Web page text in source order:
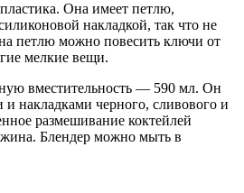
Она имеет петлю,
накладкой, так что не
петлю можно повесить ключи от
мелкие вещи.
вместительность — 590 мл. Он
накладками черного, сливового и
размешивание коктейлей
Блендер можно мыть в